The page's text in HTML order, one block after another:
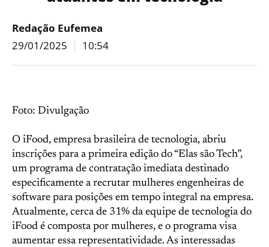
Redação Eufemea
29/01/2025
10:54
Foto: Divulgação
O iFood, empresa brasileira de tecnologia, abriu
inscrições para a primeira edição do “Elas são Tech”,
um programa de contratação imediata destinado
especificamente a recrutar mulheres engenheiras de
software para posições em tempo integral na empresa.
Atualmente, cerca de 31% da equipe de tecnologia do
iFood é composta por mulheres, e o programa visa
aumentar essa representatividade. As interessadas